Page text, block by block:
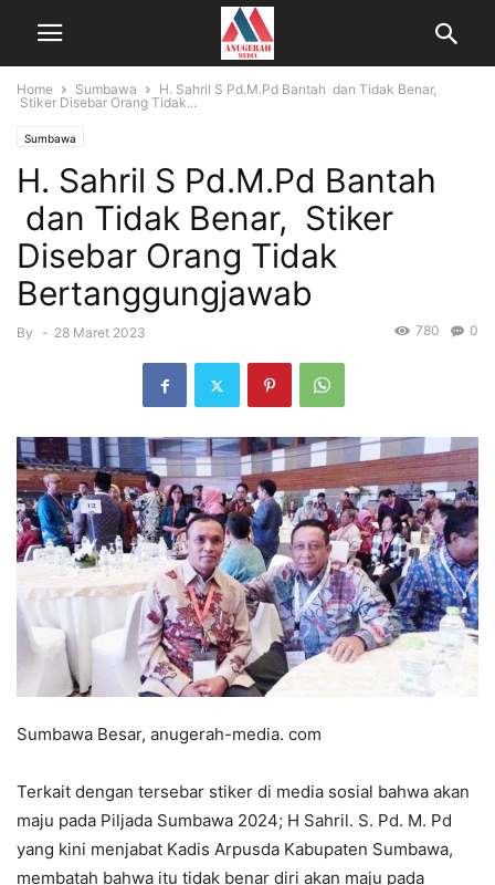
Home Sumbawa
H. Sahril S Pd.M.Pd Bantah dan Tidak Benar,
Stiker Disebar Orang Tidak...
Sumbawa
H. Sahril S Pd.M.Pd Bantah
dan Tidak Benar, Stiker
Disebar Orang Tidak
Bertanggungjawab
By - 28 Maret 2023 0
780
Sumbawa Besar, anugerah-media. com
Terkait dengan tersebar stiker di media sosial bahwa akan
maju pada Piljada Sumbawa 2024; H Sahril. S. Pd. M. Pd
yang kini menjabat Kadis Arpusda Kabupaten Sumbawa,
membatah bahwa itu tidak benar diri akan maju pada